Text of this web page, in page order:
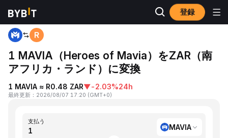
登録
ホーム MAVIA to ZAR
1 MAVIA（Heroes of Mavia）をZAR（南
アフリカ・ランド）に変換
1 MAVIA ≈ R0.48 ZAR▼-2.03%24h
最終更新 ： 2026/08/07 17:20 (GMT+0)
支払う
MAVIA